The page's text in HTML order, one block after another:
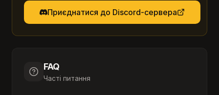
Приєднатися до Discord-сервера
FAQ
Часті питання